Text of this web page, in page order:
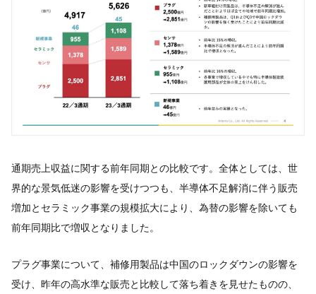
通期売上収益に関する前年同期との比較です。全体としては、世
界的な景気低迷の影響を受けつつも、半導体不足解消に伴う販売
増加とセラミック事業の規模拡大により、為替の影響を除いても
前年同期比で増収となりました。
プラグ事業について、補修用製品は中国のロックダウンの影響を
受け、昨年の高水準な販売と比較して落ち着きを見せたものの、